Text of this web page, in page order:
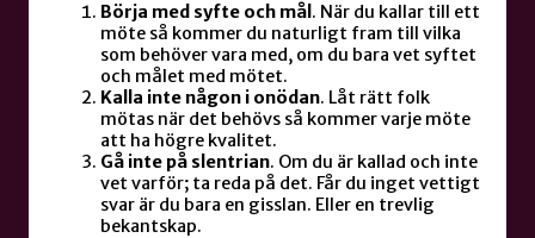
Börja med syfte och mål . När du kallar till ett
möte så kommer du naturligt fram till vilka
som behöver vara med, om du bara vet syftet
och målet med mötet.
Kalla inte någon i onödan. Låt rätt folk
mötas när det behövs så kommer varje möte
att ha högre kvalitet.
Gå inte på slentrian. Om du är kallad och inte
vet varför; ta reda på det. Får du inget vettigt
svar är du bara en gisslan. Eller en trevlig
bekantskap.